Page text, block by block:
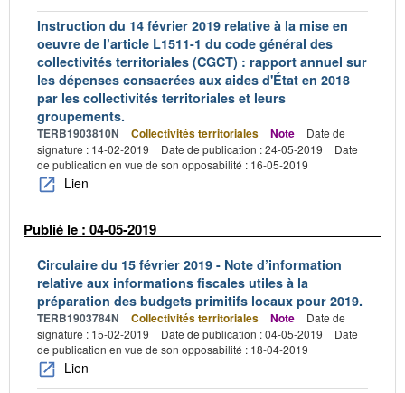
Instruction du 14 février 2019 relative à la mise en
oeuvre de l’article L1511-1 du code général des
collectivités territoriales (CGCT) : rapport annuel sur
les dépenses consacrées aux aides d'État en 2018
par les collectivités territoriales et leurs
groupements.
TERB1903810N Collectivités territoriales Note
Date de
signature : 14-02-2019
Date de publication : 24-05-2019
Date
de publication en vue de son opposabilité : 16-05-2019
Lien
Publié le : 04-05-2019
Circulaire du 15 février 2019 - Note d’information
relative aux informations fiscales utiles à la
préparation des budgets primitifs locaux pour 2019.
TERB1903784N Collectivités territoriales Note
Date de
signature : 15-02-2019
Date de publication : 04-05-2019
Date
de publication en vue de son opposabilité : 18-04-2019
Lien